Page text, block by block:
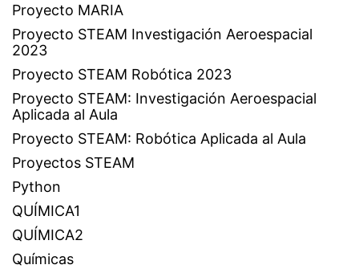
Proyecto MARIA
Proyecto STEAM Investigación Aeroespacial
2023
Proyecto STEAM Robótica 2023
Proyecto STEAM: Investigación Aeroespacial
Aplicada al Aula
Proyecto STEAM: Robótica Aplicada al Aula
Proyectos STEAM
Python
QUÍMICA1
QUÍMICA2
Químicas